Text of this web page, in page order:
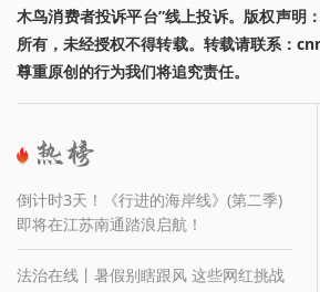
木鸟消费者投诉平台”线上投诉。版权声明
所有，未经授权不得转载。转载请联系：
尊重原创的行为我们将追究责任。
倒计时3天！《行进的海岸线》(第二季)
即将在江苏南通踏浪启航！
法治在线丨暑假别瞎跟风 这些网红挑战